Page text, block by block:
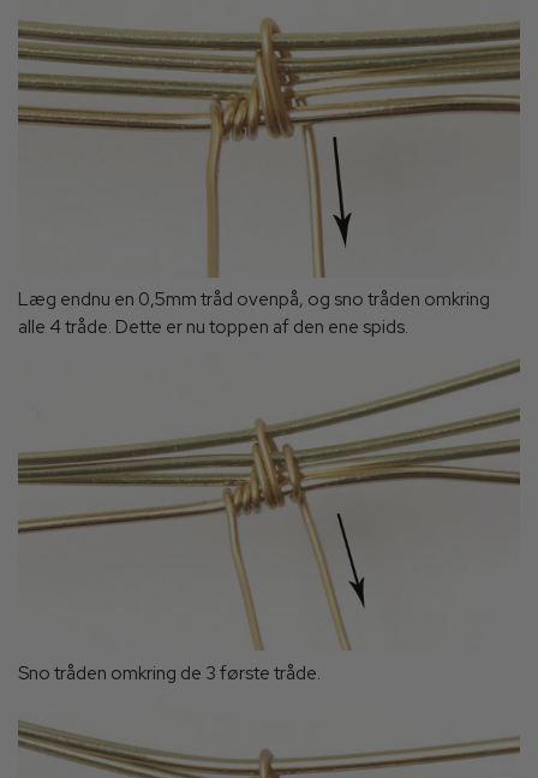
Læg endnu en 0,5mm tråd ovenpå, og sno tråden omkring
alle 4 tråde. Dette er nu toppen af den ene spids.
Sno tråden omkring de 3 første tråde.